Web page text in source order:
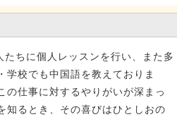
ちに個人レッスンを行い、また多
学校でも中国語を教えておりま
の仕事に対するやりがいが深まっ
知るとき、その喜びはひとしおの